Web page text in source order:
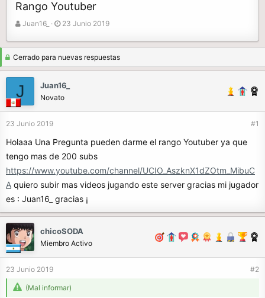
Rango Youtuber
A
o
r
Juan16_
F
h
a
e
i
n
i
o
23 Junio 2019
Cerrado para nuevas respuestas
J Juan16_
Novato
23 Junio 2019 #1
Holaaa Una Pregunta pueden darme el rango Youtuber ya que
tengo mas de 200 subs
https://www.youtube.com/channel/UCIO_AszknX1dZOtm_MibuC
A quiero subir mas videos jugando este server gracias mi jugador
es : Juan16_ gracias ¡
chicoSODA
Miembro Activo
23 Junio 2019 #2
(Mal informar)